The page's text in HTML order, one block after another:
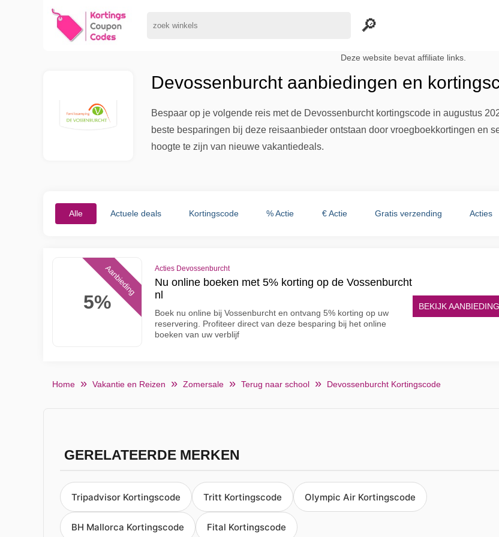
Deze website bevat affiliate links.
Devossenburcht aanbiedingen en
Bespaar op je volgende reis met de Devossenburcht kortingscode in augustus
beste besparingen bij deze reisaanbieder ontstaan door vroegboekkortingen en
hoogte te zijn van nieuwe vakantiedeals.
Alle Actuele deals Kortingscode % Actie € Actie Gratis verzending Acties
5%
Aanbieding Acties Devossenburcht
Nu online boeken met 5% korting op de Vossenburcht
nl
Boek nu online bij Vossenburcht en ontvang 5% korting op uw
reservering. Profiteer direct van deze besparing bij het online
boeken van uw verblijf
BEKIJK AANBIEDING
Home Vakantie en Reizen Zomersale Terug naar school Devossenburcht Kortingscode
GERELATEERDE MERKEN
Tripadvisor Kortingscode Tritt Kortingscode Olympic Air Kortingscode
BH Mallorca Kortingscode Fital Kortingscode